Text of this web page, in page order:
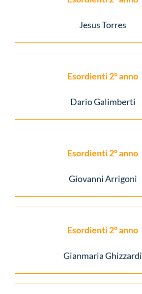
Jesus Torres
Esordienti 2° anno
Dario Galimberti
Esordienti 2° anno
Giovanni Arrigoni
Esordienti 2° anno
Gianmaria Ghizzardi